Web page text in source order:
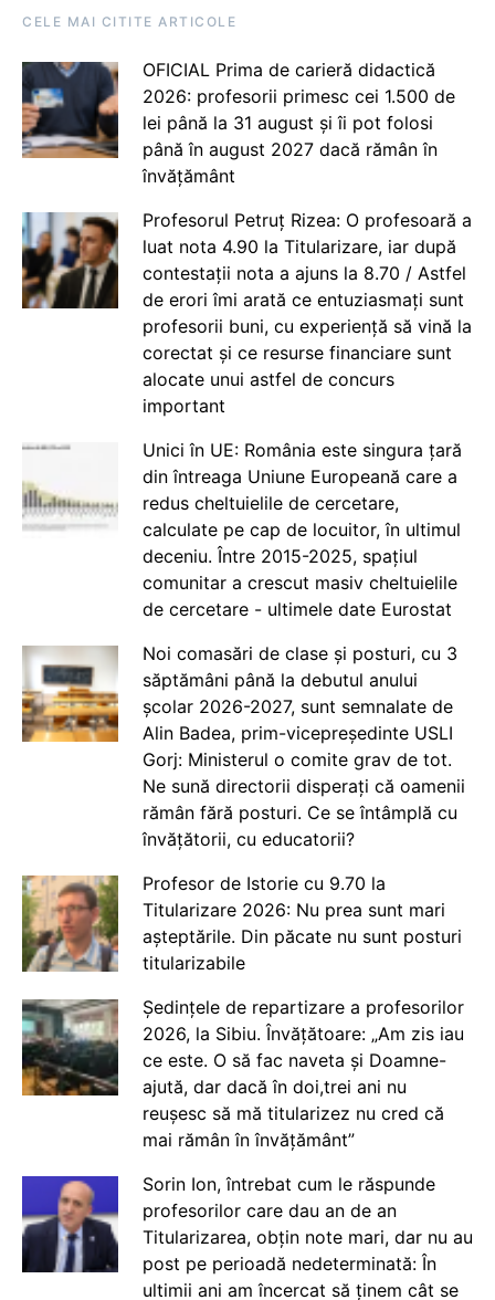
CELE MAI CITITE ARTICOLE
OFICIAL Prima de carieră didactică
2026: profesorii primesc cei 1.500 de
lei până la 31 august și îi pot folosi
până în august 2027 dacă rămân în
învățământ
Profesorul Petruț Rizea: O profesoară a
luat nota 4.90 la Titularizare, iar după
contestații nota a ajuns la 8.70 / Astfel
de erori îmi arată ce entuziasmați sunt
profesorii buni, cu experiență să vină la
corectat și ce resurse financiare sunt
alocate unui astfel de concurs
important
Unici în UE: România este singura țară
din întreaga Uniune Europeană care a
redus cheltuielile de cercetare,
calculate pe cap de locuitor, în ultimul
deceniu. Între 2015-2025, spațiul
comunitar a crescut masiv cheltuielile
de cercetare - ultimele date Eurostat
Noi comasări de clase și posturi, cu 3
săptămâni până la debutul anului
școlar 2026-2027, sunt semnalate de
Alin Badea, prim-vicepreședinte USLI
Gorj: Ministerul o comite grav de tot.
Ne sună directorii disperați că oamenii
rămân fără posturi. Ce se întâmplă cu
învățătorii, cu educatorii?
Profesor de Istorie cu 9.70 la
Titularizare 2026: Nu prea sunt mari
așteptările. Din păcate nu sunt posturi
titularizabile
Ședințele de repartizare a profesorilor
2026, la Sibiu. Învățătoare: „Am zis iau
ce este. O să fac naveta și Doamne-
ajută, dar dacă în doi,trei ani nu
reușesc să mă titularizez nu cred că
mai rămân în învățământ”
Sorin Ion, întrebat cum le răspunde
profesorilor care dau an de an
Titularizarea, obțin note mari, dar nu au
post pe perioadă nedeterminată: În
ultimii ani am încercat să ținem cât se